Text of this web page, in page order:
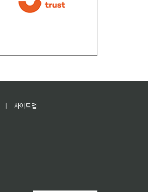
ㅣ
사이트맵